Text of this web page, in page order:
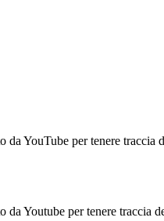
da YouTube per tenere
da Youtube per tenere traccia